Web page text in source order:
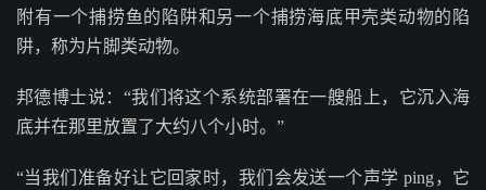
附有一个捕捞鱼的陷阱和另一个捕捞海底甲壳类动物的陷
阱，称为片脚类动物。
邦德博士说：“我们将这个系统部署在一艘船上，它沉入海
底并在那里放置了大约八个小时。”
“当我们准备好让它回家时，我们会发送一个声学 ping，它